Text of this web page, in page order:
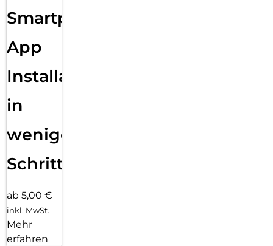
Smartphone
App
Installation
in
wenigen
Schritten
ab 5,00 €
inkl. MwSt.
Mehr
erfahren